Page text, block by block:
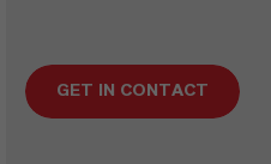
GET IN CONTACT